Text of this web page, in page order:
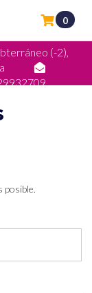
(-2),
0
posible.